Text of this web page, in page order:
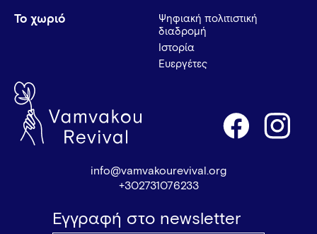
Το χωριό
Ψηφιακή πολιτιστική
διαδρομή
Ιστορία
Ευεργέτες
info@vamvakourevival.org
+302731076233
Εγγραφή στο newsletter